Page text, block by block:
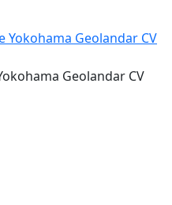
Geolandar CV